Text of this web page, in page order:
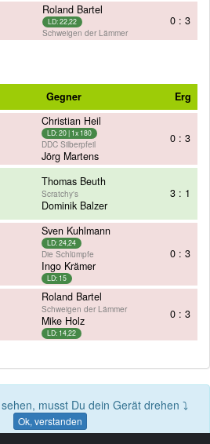
Roland Bartel
LD: 22,22
Schweigen der Lämmer
0 : 3
Gegner Erg
Christian Heil
LD: 20 | 1x 180
DDC Silberpfeil
Jörg Martens
0 : 3
Thomas Beuth
Scratchy's
Dominik Balzer
3 : 1
Sven Kuhlmann
LD: 24,24
Die Schlümpfe
Ingo Krämer
LD: 15
0 : 3
Roland Bartel
Schweigen der Lämmer
Mike Holz
LD: 14,22
0 : 3
musst Du dein Gerät drehen ⤵
Ok, verstanden